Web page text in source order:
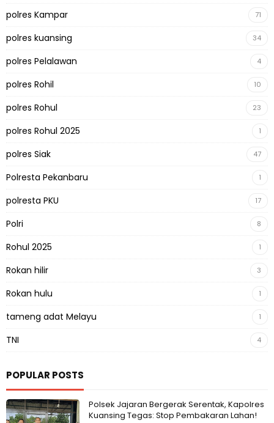
polres Kampar 71
polres kuansing 34
polres Pelalawan 4
polres Rohil 10
polres Rohul 23
polres Rohul 2025 1
polres Siak 47
Polresta Pekanbaru 1
polresta PKU 17
Polri 8
Rohul 2025 1
Rokan hilir 3
Rokan hulu 1
tameng adat Melayu 1
TNI 4
POPULAR POSTS
Polsek Jajaran Bergerak Serentak, Kapolres
Kuansing Tegas: Stop Pembakaran Lahan!